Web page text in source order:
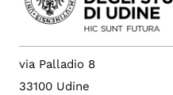
via Palladio 8
33100 Udine